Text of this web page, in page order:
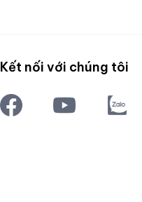
Kết nối với chúng tôi